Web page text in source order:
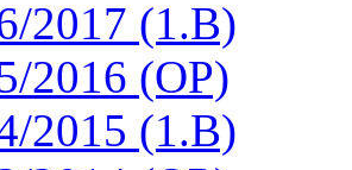
2017 (1.B)
2016 (OP)
2015 (1.B)